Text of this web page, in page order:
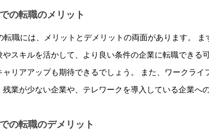
の転職のメリット
転職には、メリットとデメリットの両面があります。 ま
やスキルを活かして、より良い条件の企業に転職できる
ャリアアップも期待できるでしょう。 また、ワークライ
残業が少ない企業や、テレワークを導入している企業へ
の転職のデメリット